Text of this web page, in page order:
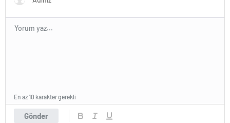
Gönder
En az 10 karakter gerekli